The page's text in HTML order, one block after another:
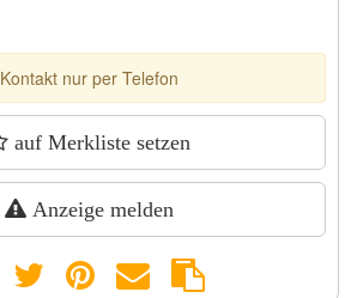
Kontakt nur per Telefon
auf Merkliste setzen
Anzeige melden